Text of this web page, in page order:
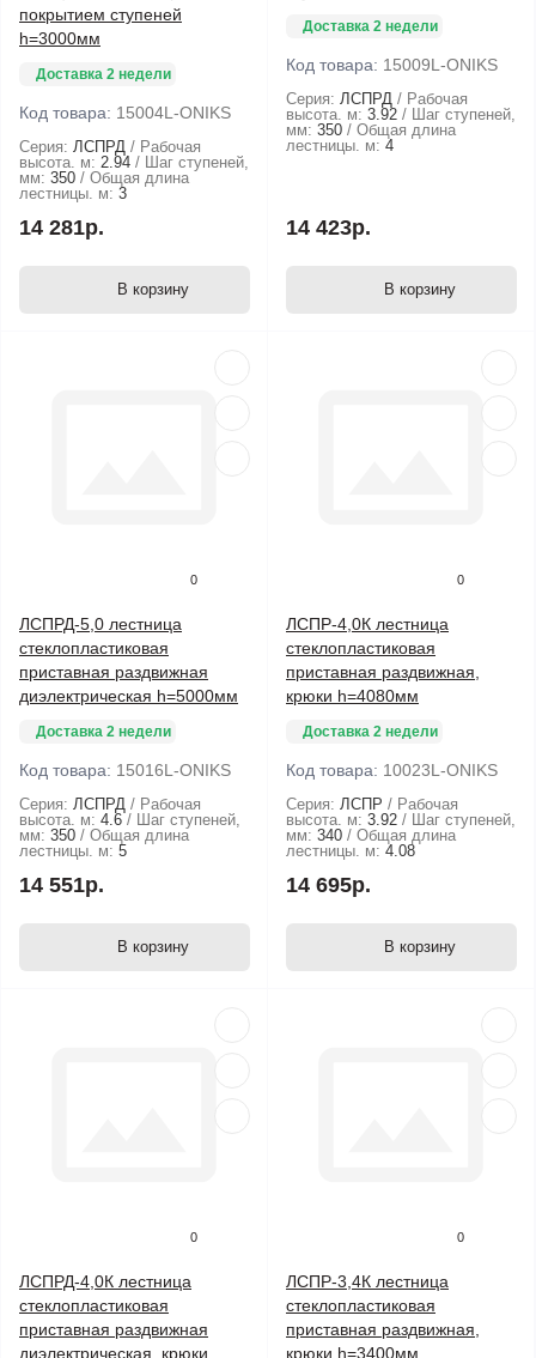
покрытием ступеней
h=3000мм
Доставка 2 недели
Код товара: 15004L-ONIKS
Серия: ЛСПРД
Рабочая
высота. м: 2.94
Шаг ступеней,
мм: 350
Общая длина
лестницы. м: 3
14 281р.
В корзину
Доставка 2 недели
Код товара: 15009L-ONIKS
Серия: ЛСПРД
Рабочая
высота. м: 3.92
Шаг ступеней,
мм: 350
Общая длина
лестницы. м: 4
14 423р.
В корзину
0
ЛСПРД-5,0 лестница
стеклопластиковая
приставная раздвижная
диэлектрическая h=5000мм
Доставка 2 недели
Код товара: 15016L-ONIKS
Серия: ЛСПРД
Рабочая
высота. м: 4.6
Шаг ступеней,
мм: 350
Общая длина
лестницы. м: 5
14 551р.
В корзину
0
ЛСПР-4,0К лестница
стеклопластиковая
приставная раздвижная,
крюки h=4080мм
Доставка 2 недели
Код товара: 10023L-ONIKS
Серия: ЛСПР
Рабочая
высота. м: 3.92
Шаг ступеней,
мм: 340
Общая длина
лестницы. м: 4.08
14 695р.
В корзину
0
ЛСПРД-4,0К лестница
стеклопластиковая
приставная раздвижная
диэлектрическая, крюки
0
ЛСПР-3,4К лестница
стеклопластиковая
приставная раздвижная,
крюки h=3400мм